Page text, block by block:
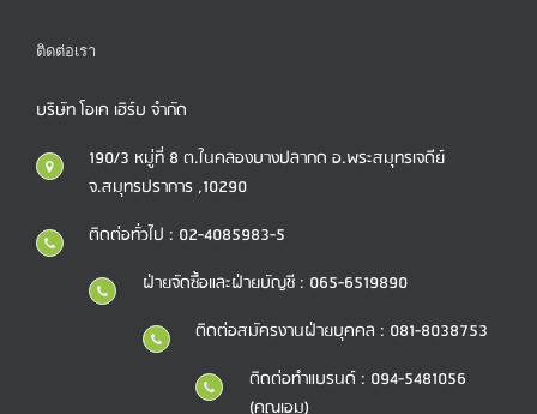
ติดต่อเรา
บริษัท โอเค เฮิร์บ จำกัด
190/3 หมู่ที่ 8 ต.ในคลองบางปลากด อ.พระสมุทรเจดีย์
จ.สมุทรปราการ ,10290
ติดต่อทั่วไป : 02-4085983-5
ฝ่ายจัดซื้อและฝ่ายบัญชี : 065-6519890
ติดต่อสมัครงานฝ่ายบุคคล : 081-8038753
ติดต่อทำแบรนด์ : 094-5481056
(คุณเอม)